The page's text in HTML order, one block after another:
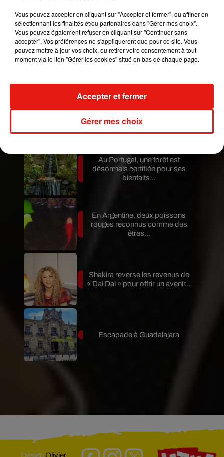
Mundo Latino
Au Guatemala, le volcan de
Fuego entre en éruption
nouveau single
Au Portugal, une forêt est
désormais certifiée pour ses
bienfaits...
En Argentine, deux poissons
rouges reconnus comme des
êtres...
Shakira reverse les revenus de
« Dai Dai » pour offrir un avenir...
Escapade à Guadalajara
DesignOlivier
Vous pouvez accepter en cliquant sur "Accepter et fermer", ou affiner en
sélectionnant les finalités et/ou partenaires dans "Gérer mes choix".
Vous pouvez également refuser en cliquant sur "Continuer sans
accepter". Vos préférences ne s'appliqueront que pour ce site. Vous
pouvez mettre à jour vos choix, ou retirer votre consentement à tout
moment via le lien "Gérer les cookies" situé en bas de chaque page.
Gérer mes choix
Accepter et fermer